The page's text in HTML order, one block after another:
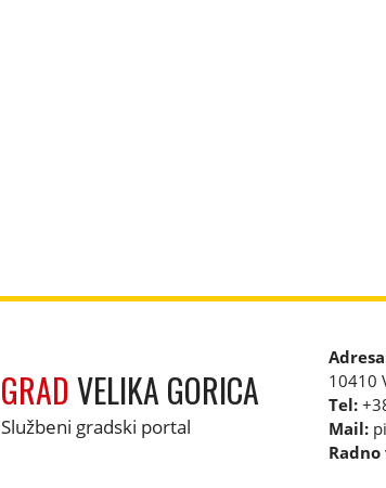
GRADVELIKA GORICA
Službeni gradski portal
10410
Tel:
Mail: